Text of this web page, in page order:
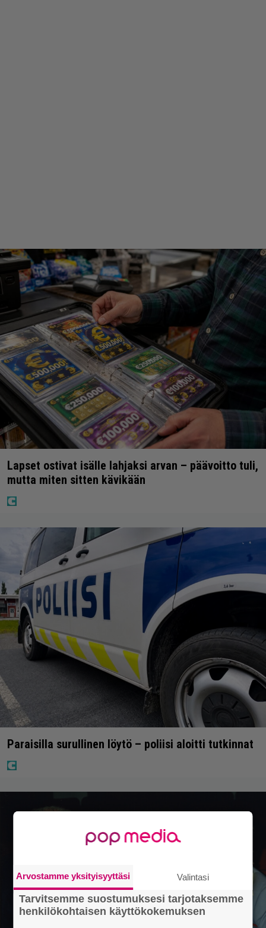
Lapset ostivat isälle lahjaksi arvan – päävoitto tuli,
mutta miten sitten kävikään
Paraisilla surullinen löytö – poliisi aloitti tutkinnat
Arvostamme yksityisyyttäsi Valintasi
Tarvitsemme suostumuksesi tarjotaksemme
henkilökohtaisen käyttökokemuksen